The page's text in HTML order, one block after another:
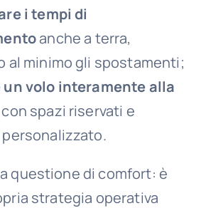
i tempi di
anche a terra,
al minimo gli spostamenti;
un volo interamente alla
con spazi riservati e
questione di comfort: è
strategia operativa